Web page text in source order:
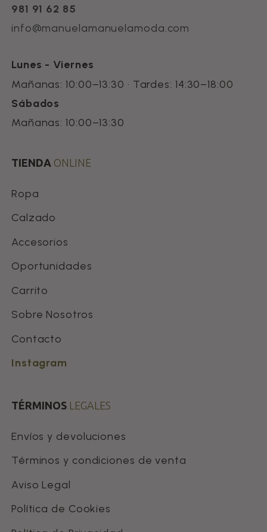
981 91 62 85
info@manuelamanuelamoda.com
Lunes - Viernes
Mañanas: 10:00–13:30 · Tardes: 14:30–18:00
Sábados
Mañanas: 10:00–13:30
TIENDA ONLINE
Ropa
Calzado
Accesorios
Oportunidades
Carrito
Sobre Nosotros
Contacto
Instagram
TÉRMINOS LEGALES
Envíos y devoluciones
Términos y condiciones de venta
Aviso Legal
Política de Cookies